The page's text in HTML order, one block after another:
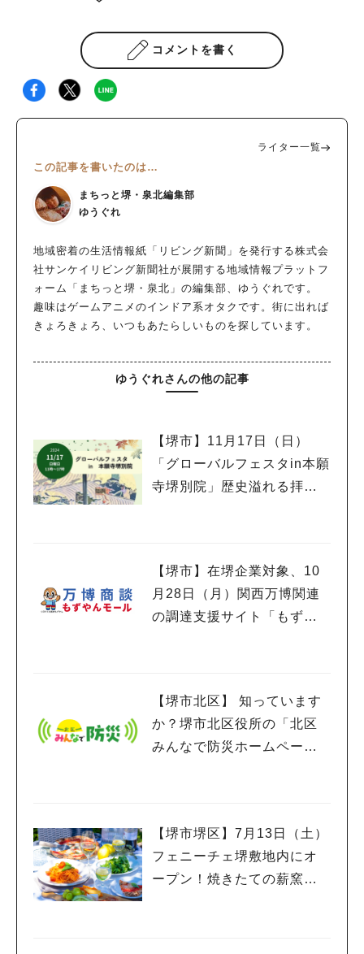
コメントを書く
ライター一覧
この記事を書いたのは…
まちっと堺・泉北編集部
ゆうぐれ
地域密着の生活情報紙「リビング新聞」を発行する株式会
社サンケイリビング新聞社が展開する地域情報プラットフ
ォーム「まちっと堺・泉北」の編集部、ゆうぐれです。
趣味はゲームアニメのインドア系オタクです。街に出れば
きょろきょろ、いつもあたらしいものを探しています。
ゆうぐれさんの他の記事
【堺市】11月17日（日）
「グローバルフェスタin本願
寺堺別院」歴史溢れる拝堂
【堺市】在堺企業対象、10
月28日（月）関西万博関連
の調達支援サイト「もずや
【堺市北区】 知っています
か？堺市北区役所の「北区
みんなで防災ホームペー
【堺市堺区】7月13日（土）
フェニーチェ堺敷地内にオ
ープン！焼きたての薪窯ピ